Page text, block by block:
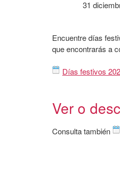
31
Encuentre días
que encontrarás a
Días festivos
Ver o
Consulta también